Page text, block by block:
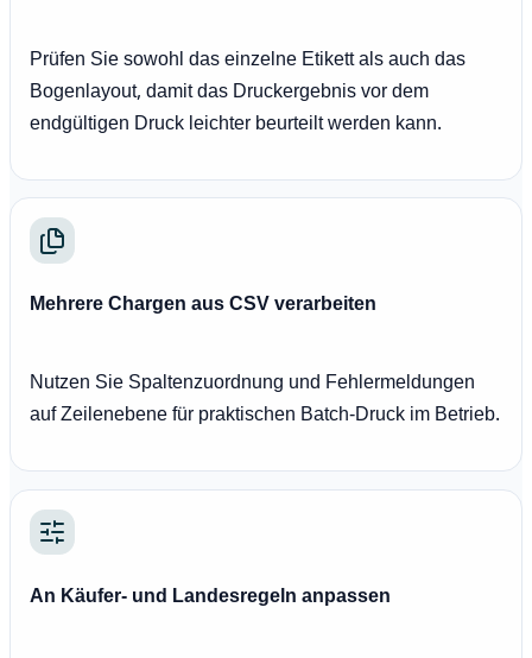
Prüfen Sie sowohl das einzelne Etikett als auch das
Bogenlayout, damit das Druckergebnis vor dem
endgültigen Druck leichter beurteilt werden kann.
Mehrere Chargen aus CSV verarbeiten
Nutzen Sie Spaltenzuordnung und Fehlermeldungen
auf Zeilenebene für praktischen Batch-Druck im Betrieb.
An Käufer- und Landesregeln anpassen